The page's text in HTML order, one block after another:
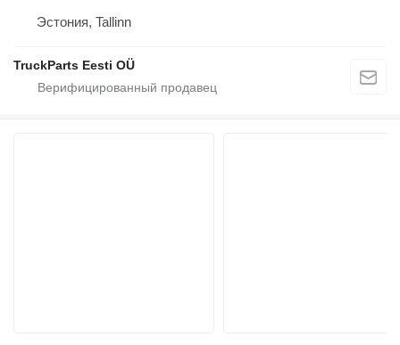
Эстония, Tallinn
TruckParts Eesti OÜ